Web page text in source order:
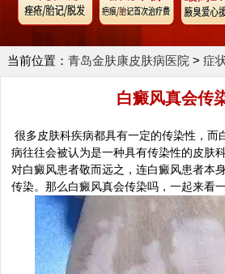
当前位置： 青岛金肤康皮肤病医院 > 症
白癜风真会传
很多皮肤科疾病都具有一定的传染性，而
病往往会被认为是一种具有传染性的皮肤
对白癜风患者敬而远之，连白癜风患者本
传染。那么白癜风真会传染吗，一起来看一